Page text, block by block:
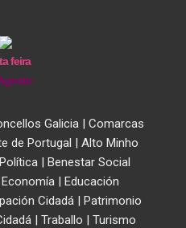
feira
Galicia| Comarcas
de Portugal | Alto Minho
Política| Benestar Social
Economía | Educación
Cidadá| Patrimonio
| Traballo | Turismo